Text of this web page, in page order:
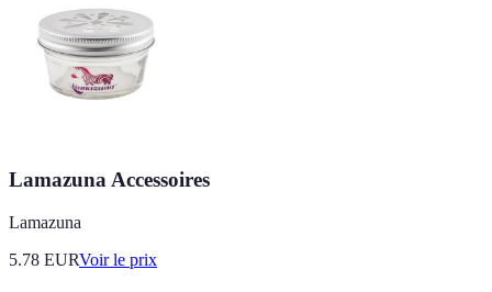
Lamazuna Accessoires
Lamazuna
5.78 EURVoir le prix